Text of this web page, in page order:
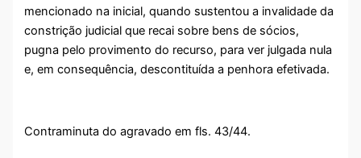
mencionado na inicial, quando sustentou a invalidade da
constrição judicial que recai sobre bens de sócios,
pugna pelo provimento do recurso, para ver julgada nula
e, em consequência, descontituída a penhora efetivada.
Contraminuta do agravado em fls. 43/44.